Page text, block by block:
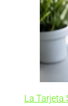
La Tarjeta